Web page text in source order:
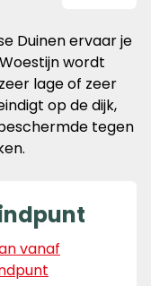
Duinen ervaar je
wordt
lage of zeer
op de dijk,
tegen
vanaf